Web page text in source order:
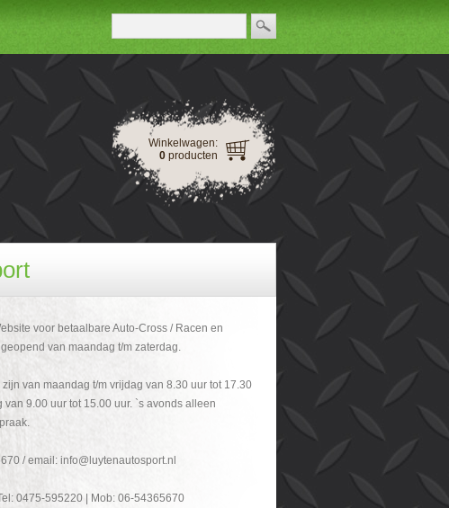
Winkelwagen:
0 producten
voor betaalbare Auto-Cross / Racen en
van maandag t/m zaterdag.
van maandag t/m vrijdag van 8.30 uur tot 17.30
van 9.00 uur tot 15.00 uur. `s avonds alleen
/ email: info@luytenautosport.nl
0475-595220 | Mob: 06-54365670